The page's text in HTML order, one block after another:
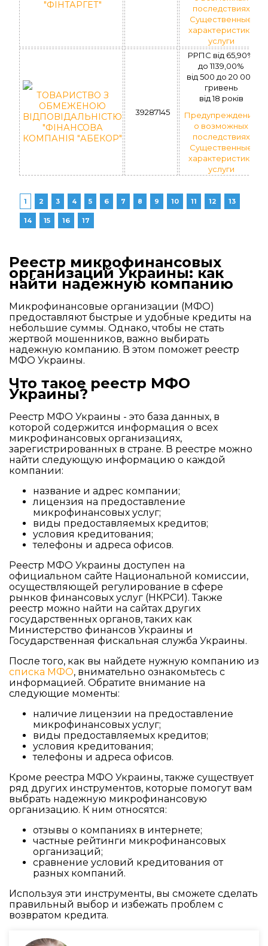
"ФІНТАРГЕТ"
последствиях
Существенные
характеристики
услуги
ТОВАРИСТВО З
ОБМЕЖЕНОЮ
ВІДПОВІДАЛЬНІСТЮ
"ФІНАНСОВА
КОМПАНІЯ "АБЕКОР"
39287145
РРПС вiд 65,90%
до 1139,00%
вiд 500 до 20 000
гривень
вiд 18 рокiв
Предупреждение
о возможных
последствиях
Существенные
характеристики
услуги
1 2 3 4 5 6 7 8 9 10 11 12 13
14 15 16 17
Реестр микрофинансовых
организаций Украины: как
найти надежную компанию
Микрофинансовые организации (МФО)
предоставляют быстрые и удобные кредиты на
небольшие суммы. Однако, чтобы не стать
жертвой мошенников, важно выбирать
надежную компанию. В этом поможет реестр
МФО Украины.
Что такое реестр МФО
Украины?
Реестр МФО Украины - это база данных, в
которой содержится информация о всех
микрофинансовых организациях,
зарегистрированных в стране. В реестре можно
найти следующую информацию о каждой
компании:
название и адрес компании;
лицензия на предоставление
микрофинансовых услуг;
виды предоставляемых кредитов;
условия кредитования;
телефоны и адреса офисов.
Реестр МФО Украины доступен на
официальном сайте Национальной комиссии,
осуществляющей регулирование в сфере
рынков финансовых услуг (НКРСИ). Также
реестр можно найти на сайтах других
государственных органов, таких как
Министерство финансов Украины и
Государственная фискальная служба Украины.
После того, как вы найдете нужную компанию из
списка МФО, внимательно ознакомьтесь с
информацией. Обратите внимание на
следующие моменты:
наличие лицензии на предоставление
микрофинансовых услуг;
виды предоставляемых кредитов;
условия кредитования;
телефоны и адреса офисов.
Кроме реестра МФО Украины, также существует
ряд других инструментов, которые помогут вам
выбрать надежную микрофинансовую
организацию. К ним относятся:
отзывы о компаниях в интернете;
частные рейтинги микрофинансовых
организаций;
сравнение условий кредитования от
разных компаний.
Используя эти инструменты, вы сможете сделать
правильный выбор и избежать проблем с
возвратом кредита.